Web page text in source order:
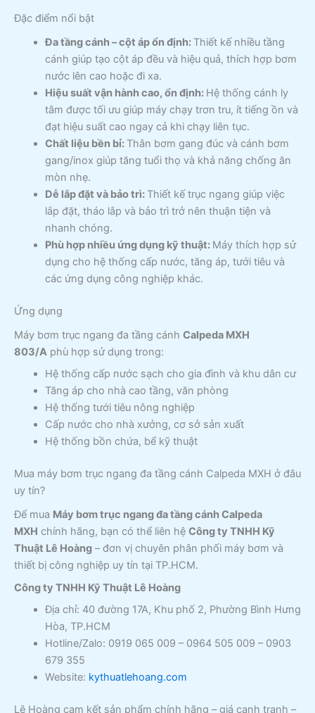
Đặc điểm nổi bật
Đa tầng cánh – cột áp ổn định: Thiết kế nhiều tầng
cánh giúp tạo cột áp đều và hiệu quả, thích hợp bơm
nước lên cao hoặc đi xa.
Hiệu suất vận hành cao, ổn định: Hệ thống cánh ly
tâm được tối ưu giúp máy chạy trơn tru, ít tiếng ồn và
đạt hiệu suất cao ngay cả khi chạy liên tục.
Chất liệu bền bỉ: Thân bơm gang đúc và cánh bơm
gang/inox giúp tăng tuổi thọ và khả năng chống ăn
mòn nhẹ.
Dễ lắp đặt và bảo trì: Thiết kế trục ngang giúp việc
lắp đặt, tháo lắp và bảo trì trở nên thuận tiện và
nhanh chóng.
Phù hợp nhiều ứng dụng kỹ thuật: Máy thích hợp sử
dụng cho hệ thống cấp nước, tăng áp, tưới tiêu và
các ứng dụng công nghiệp khác.
Ứng dụng
Máy bơm trục ngang đa tầng cánh Calpeda MXH
803/A phù hợp sử dụng trong:
Hệ thống cấp nước sạch cho gia đình và khu dân cư
Tăng áp cho nhà cao tầng, văn phòng
Hệ thống tưới tiêu nông nghiệp
Cấp nước cho nhà xưởng, cơ sở sản xuất
Hệ thống bồn chứa, bể kỹ thuật
Mua máy bơm trục ngang đa tầng cánh Calpeda MXH ở đâu
uy tín?
Để mua Máy bơm trục ngang đa tầng cánh Calpeda
MXH chính hãng, bạn có thể liên hệ Công ty TNHH Kỹ
Thuật Lê Hoàng – đơn vị chuyên phân phối máy bơm và
thiết bị công nghiệp uy tín tại TP.HCM.
Công ty TNHH Kỹ Thuật Lê Hoàng
Địa chỉ: 40 đường 17A, Khu phố 2, Phường Bình Hưng
Hòa, TP.HCM
Hotline/Zalo: 0919 065 009 – 0964 505 009 – 0903
679 355
Website: kythuatlehoang.com
Lê Hoàng cam kết sản phẩm chính hãng – giá cạnh tranh –